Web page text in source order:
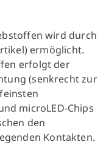
wird durch
ermöglicht.
erfolgt der
(senkrecht zur
microLED-Chips
den
Kontakten.